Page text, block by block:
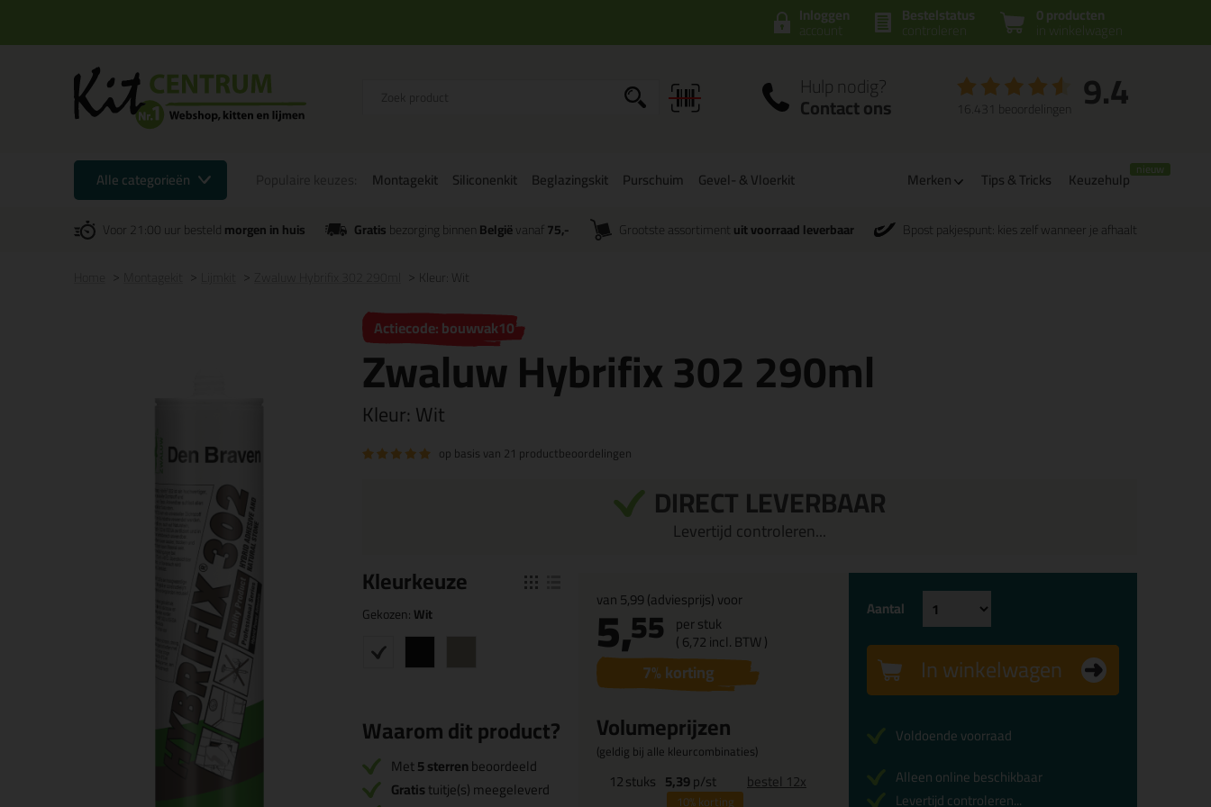
0 producten
in winkelwagen
Bestelstatus
controleren
Inloggen
account
Hulp nodig?
Contact ons 9.4
16.431 beoordelingen
Alle categorieën Montagekit Siliconenkit Beglazingskit Purschuim Gevel- & Vloerkit Merken Tips & Tricks Keuzehulp
Voor 21:00 uur besteldmorgen in huis Gratisbezorging binnenBelgiëvanaf 75,- Grootste assortiment uit voorraad leverbaar Bpost pakjespunt: kies zelf wanneer je afhaalt
Kleur: Wit
Actiecode: bouwvak10
Zwaluw Hybrifix 302 290ml
Kleur:Wit
op basis van 21 productbeoordelingen
DIRECT LEVERBAAR
Levertijd controleren...
Kleurkeuze
Gekozen:Wit
Waarom dit product?
Met5 sterrenbeoordeeld
Gratistuitje(s) meegeleverd
van5,99(adviesprijs) voor
5,55 per stuk
(6,72incl. BTW )
7% korting
Volumeprijzen
(geldig bij alle kleurcombinaties)
12stuks 5,39p/st
10%korting
bestel 12x
Aantal
In winkelwagen
Voldoende voorraad
Alleen online beschikbaar
Levertijd controleren...